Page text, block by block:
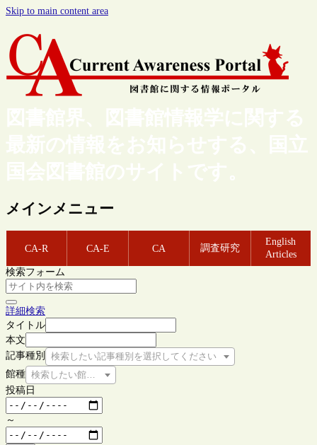
Skip to main content area
図書館界、図書館情報学に関する
最新の情報をお知らせする、国立
国会図書館のサイトです。
メインメニュー
CA-R CA-E CA 調査研究
English
Articles
検索フォーム
詳細検索
タイトル
本文
記事種別
検索したい記事種別を選択してください
館種 検索したい館種を選択してください
投稿日
～